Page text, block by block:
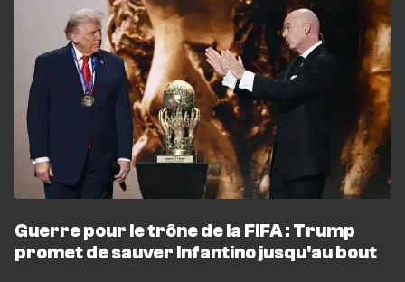
Guerre pour le trône de la FIFA : Trump
promet de sauver Infantino jusqu'au bout